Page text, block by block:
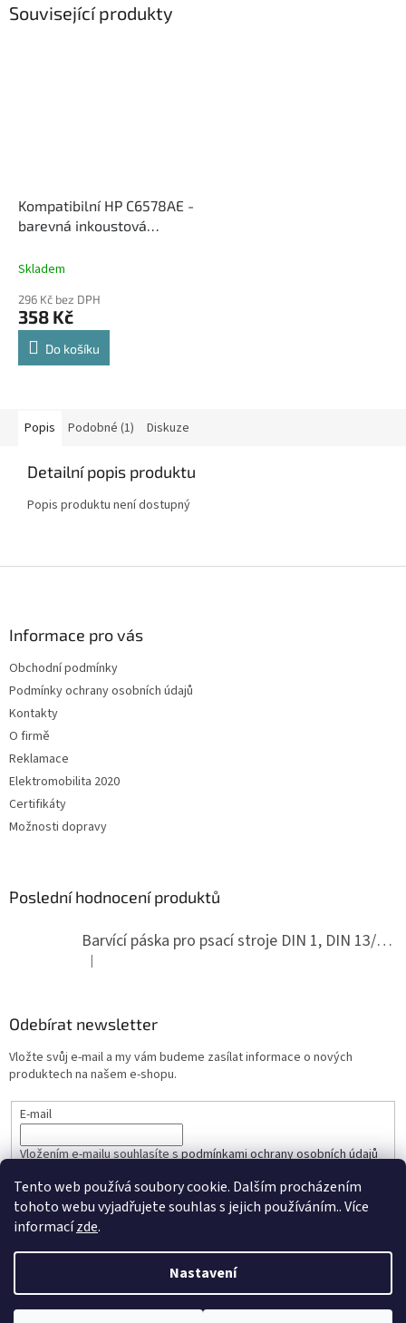
Tento web používá soubory cookie. Dalším procházením
tohoto webu vyjadřujete souhlas s jejich používáním.. Více
informacízde.
Nastavení
Související produkty
Kompatibilní HP C6578AE -
barevná inkoustová
Skladem
296 Kč bez DPH
358 Kč
Do košíku
Popis Podobné (1) Diskuze
Detailní popis produktu
Popis produktu není dostupný
Informace pro vás
Obchodní podmínky
Podmínky ochrany osobních údajů
Kontakty
O firmě
Reklamace
Elektromobilita 2020
Certifikáty
Možnosti dopravy
Poslední hodnocení produktů
Barvící páska pro psací stroje DIN 1, DIN 13/10, LAND, PA červenočerná
Hodnocení produktu je 5 z 5 hvězdiček.
|
Odebírat newsletter
Vložte svůj e-mail a my vám budeme zasílat informace o nových
produktech na našem e-shopu.
E-mail
Vložením e-mailu souhlasíte spodmínkami ochrany osobních údajů
PŘIHLÁSIT SE
Vytvořil Shoptet